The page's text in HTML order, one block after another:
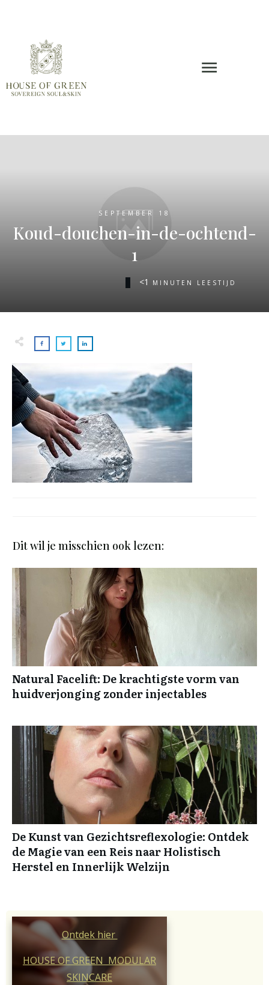
SEPTEMBER 18
Koud-douchen-in-de-ochtend-
1
<1 MINUTEN LEESTIJD
Dit wil je misschien ook lezen:
Natural Facelift: De krachtigste vorm van
huidverjonging zonder injectables
De Kunst van Gezichtsreflexologie: Ontdek
de Magie van een Reis naar Holistisch
Herstel en Innerlijk Welzijn
Ontdek hier
HOUSE OF GREEN MODULAR
SKINCARE